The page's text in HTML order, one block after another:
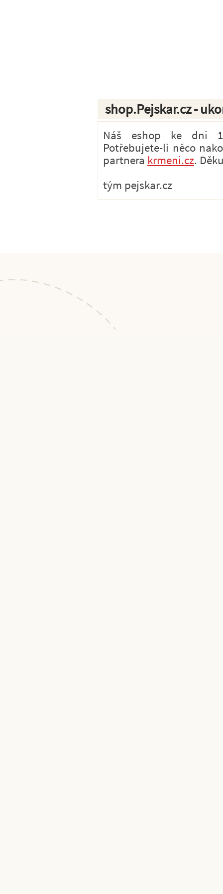
shop.Pejskar.cz -
Náš eshop ke dni
Potřebujete-li něco
partnera krmeni.cz.
tým pejskar.cz